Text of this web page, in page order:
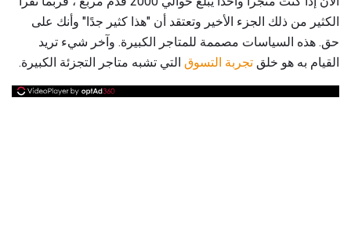
الكثير من ذلك الجزء الأخير وتعتقد أن "هذا كثير جدًا" وأنك على
حق. هذه السياسات مصممة للمتاجر الكبيرة. وآخر شيء تريد
القيام به هو خلق تجربة التسوق التي تشبه متاجر التجزئة الكبيرة.